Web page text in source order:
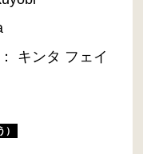
キンタ フェイ